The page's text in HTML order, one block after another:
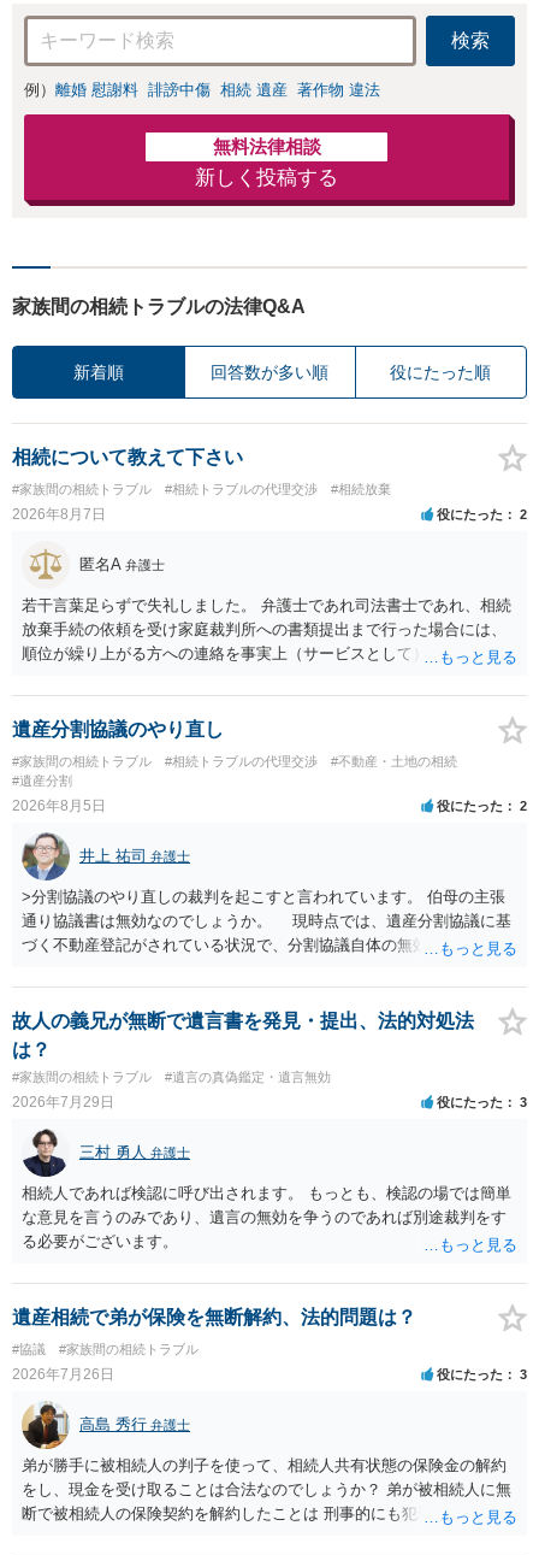
検索
例） 離婚 慰謝料 誹謗中傷 相続 遺産 著作物 違法
無料法律相談
新しく投稿する
家族間の相続トラブルの法律Q&A
新着順 回答数が多い順 役にたった順
相続について教えて下さい
#家族間の相続トラブル #相続トラブルの代理交渉 #相続放棄
2026年8月7日 役にたった 2
匿名A 弁護士
若干言葉足らずで失礼しました。 弁護士であれ司法書士であれ、相続
放棄手続の依頼を受け家庭裁判所への書類提出まで行った場合には、
順位が繰り上がる方への連絡を事実上（サービスとして）行うことは
できない、という意味でした。
遺産分割協議のやり直し
#家族間の相続トラブル #相続トラブルの代理交渉
#不動産・土地の相続
#遺産分割
2026年8月5日 役にたった 2
井上 祐司 弁護士
>分割協議のやり直しの裁判を起こすと言われています。 伯母の主張
通り協議書は無効なのでしょうか。 現時点では、遺産分割協議に基
づく不動産登記がされている状況で、分割協議自体の無効を裁判所が
方の訴訟の主張及び立証次第ですが、 ・御祖母様の認知能力に関する
医師の意見書、筆跡鑑定 が提出されればその効力が否定される可能性
はありますが、 ・伯母様自身が分割協議に加わっていること ・御祖母
様の意に反する遺産分割協議を行う実益が誰にあったかの立証が困難
であること からすると、実際に遺産分割協議の効力が否定される可能
性はそれほど高くない（立証のハードルは非常に高い）ということが
言えると思います。
故人の義兄が無断で遺言書を発見・提出、法的対処法
は？
#家族間の相続トラブル #遺言の真偽鑑定・遺言無効
2026年7月29日 役にたった 3
三村 勇人 弁護士
相続人であれば検認に呼び出されます。 もっとも、検認の場では簡単
な意見を言うのみであり、遺言の無効を争うのであれば別途裁判をす
る必要がございます。
遺産相続で弟が保険を無断解約、法的問題は？
#協議 #家族間の相続トラブル
2026年7月26日 役にたった 3
高島 秀行 弁護士
弟が勝手に被相続人の判子を使って、相続人共有状態の保険金の解約
をし、現金を受け取ることは合法なのでしょうか？ 弟が被相続人に無
断で被相続人の保険契約を解約したことは 刑事的にも犯罪となる可能